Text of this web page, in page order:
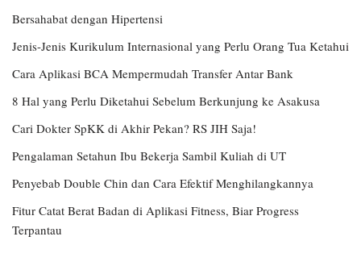
Bersahabat dengan Hipertensi
Jenis-Jenis Kurikulum Internasional yang Perlu Orang Tua Ketahui
Cara Aplikasi BCA Mempermudah Transfer Antar Bank
8 Hal yang Perlu Diketahui Sebelum Berkunjung ke Asakusa
Cari Dokter SpKK di Akhir Pekan? RS JIH Saja!
Pengalaman Setahun Ibu Bekerja Sambil Kuliah di UT
Penyebab Double Chin dan Cara Efektif Menghilangkannya
Fitur Catat Berat Badan di Aplikasi Fitness, Biar Progress
Terpantau